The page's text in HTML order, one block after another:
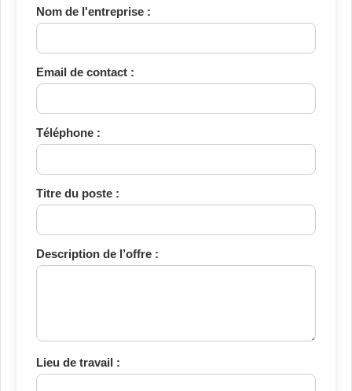
Nom de l'entreprise :
Email de contact :
Téléphone :
Titre du poste :
Description de l’offre :
Lieu de travail :